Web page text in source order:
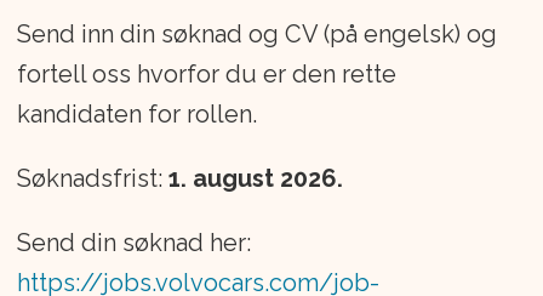
Send inn din søknad og CV (på engelsk) og
fortell oss hvorfor du er den rette
kandidaten for rollen.
Søknadsfrist: 1. august 2026.
Send din søknad her:
https://jobs.volvocars.com/job-